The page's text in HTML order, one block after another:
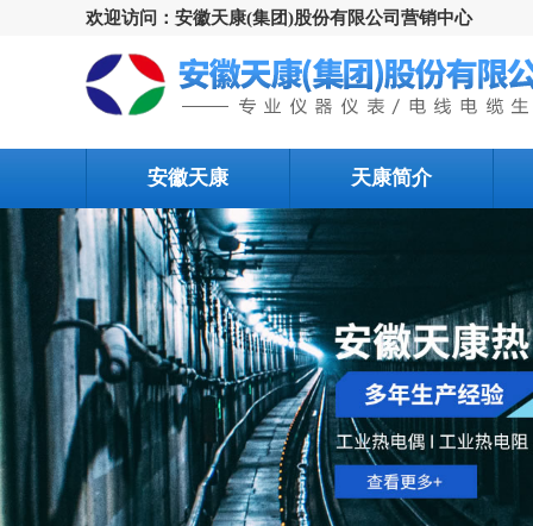
欢迎访问：安徽天康(集团)股份有限公司营销中心
安徽天康 天康简介